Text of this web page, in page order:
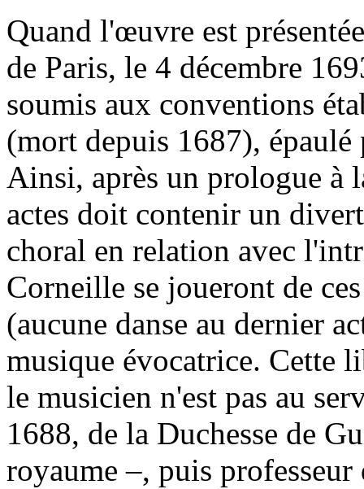
Quand l'œuvre est
de Paris, le 4 décembre
soumis aux conventions
(mort depuis 1687),
Ainsi, après un prologue à
actes doit contenir un
choral en relation avec
Corneille se joueront de
(aucune danse au dernier
musique évocatrice. Cette
le musicien n'est pas au
1688, de la Duchesse de
royaume –, puis